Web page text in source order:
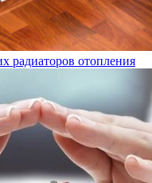
радиаторов отопления